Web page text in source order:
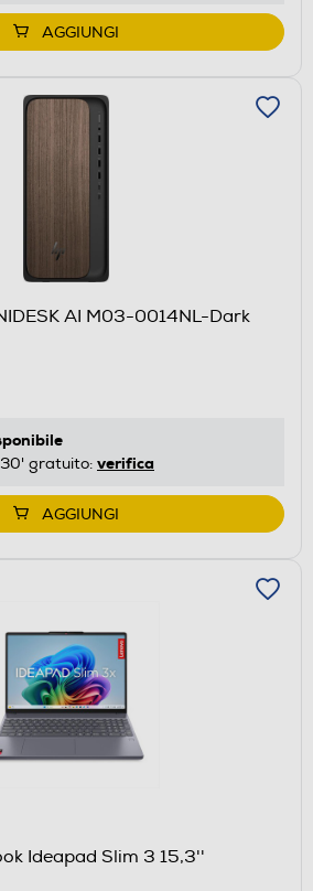
AGGIUNGI
AI M03-0014NL-Dark
gratuito: verifica
AGGIUNGI
Ideapad Slim 3 15,3''